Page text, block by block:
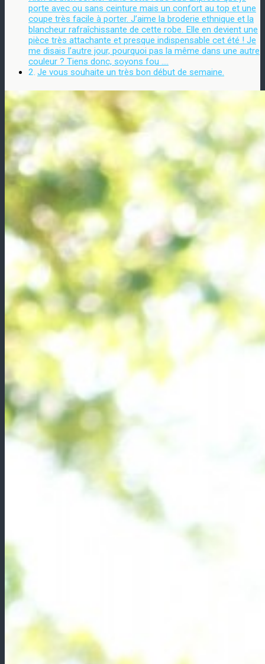
porte avec ou sans ceinture mais un confort au top et une
coupe très facile à porter. J’aime la broderie ethnique et la
blancheur rafraîchissante de cette robe. Elle en devient une
pièce très attachante et presque indispensable cet été ! Je
me disais l’autre jour, pourquoi pas la même dans une autre
couleur ? Tiens donc, soyons fou ….
Je vous souhaite un très bon début de semaine.